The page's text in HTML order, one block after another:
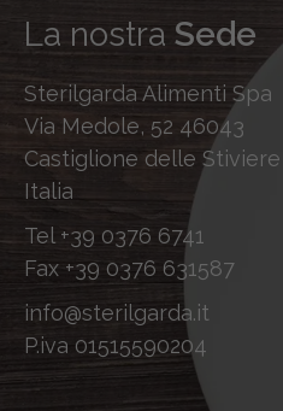
La nostra Sede
Sterilgarda Alimenti Spa
Via Medole, 52 46043
Castiglione delle Stiviere
Italia
Tel +39 0376 6741
Fax +39 0376 631587
info@sterilgarda.it
P.iva 01515590204